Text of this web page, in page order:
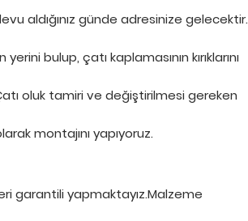
aldığınız günde adresinize gelecektir.
bulup, çatı kaplamasının kırıklarını
oluk tamiri ve değiştirilmesi gereken
montajını yapıyoruz.
garantili yapmaktayız.Malzeme